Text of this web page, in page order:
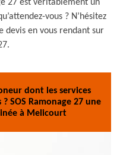
27 est véritablement un
vous ? N’hésitez
devis en vous rendant sur
dont les services
SOS Ramonage 27 une
à Melicourt